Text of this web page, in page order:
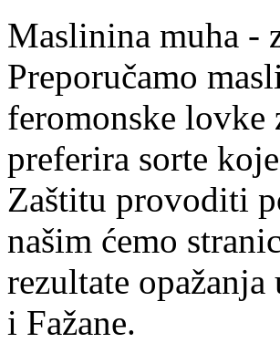
Maslinina muha -
Preporučamo
feromonske lovke
preferira sorte
Zaštitu provoditi
našim ćemo
rezultate
i Fažane.